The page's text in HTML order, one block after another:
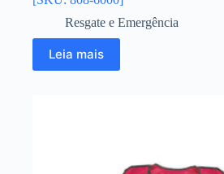
Resgate e Emergência
Leia mais